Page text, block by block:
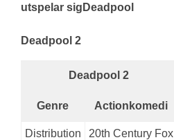
utspelar sig Deadpool
Deadpool 2
Deadpool 2
Genre Actionkomedi
Distribution 20th Century Fox